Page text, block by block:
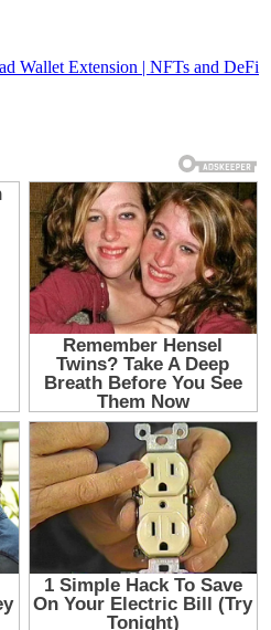
Wallet Extension | NFTs and DeFi